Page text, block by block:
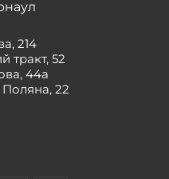
214
тракт, 52
44а
22